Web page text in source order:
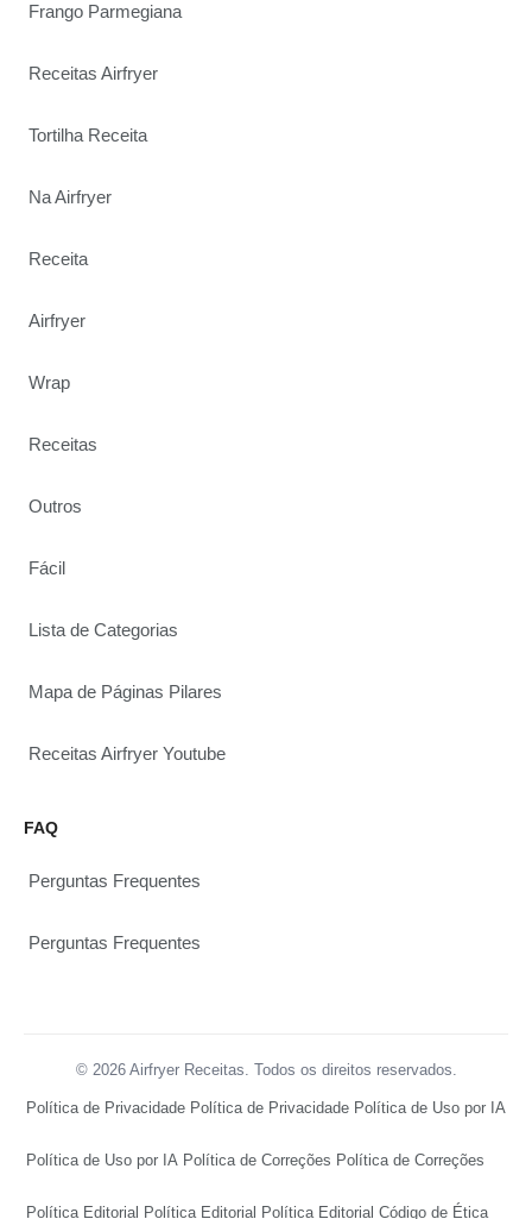
Frango Parmegiana
Receitas Airfryer
Tortilha Receita
Na Airfryer
Receita
Airfryer
Wrap
Receitas
Outros
Fácil
Lista de Categorias
Mapa de Páginas Pilares
Receitas Airfryer Youtube
FAQ
Perguntas Frequentes
Perguntas Frequentes
© 2026 Airfryer Receitas. Todos os direitos reservados.
Política de Privacidade Política de Privacidade Política de Uso por IA
Política de Uso por IA Política de Correções Política de Correções
Política Editorial Política Editorial Política Editorial Código de Ética